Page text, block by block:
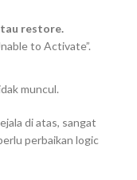
restore.
to Activate”.
muncul.
di atas, sangat
perbaikan logic